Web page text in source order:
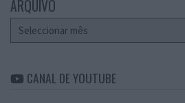
ARQUIVO
Arquivo
CANAL DE YOUTUBE